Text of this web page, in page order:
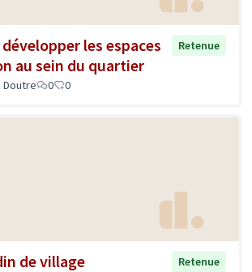
les espaces
au sein du quartier
Retenue
Doutre 0 0
de village
Retenue